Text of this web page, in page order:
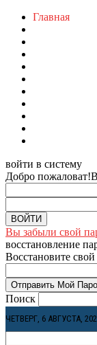
Главная
войти в систему
Добро пожаловат!
Вы забыли свой
восстановление
Восстановите
Поиск
ЧЕТВЕРГ, 6 АВГУСТА,